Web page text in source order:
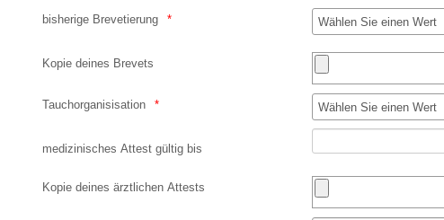
bisherige Brevetierung
Kopie deines Brevets
Tauchorganisisation
medizinisches Attest gültig bis
Kopie deines ärztlichen Attests